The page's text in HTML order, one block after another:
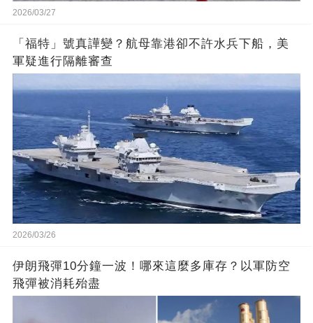
2026/03/27
「福特」號真譁變？航母靠港卻不許水兵下船，美
軍疑進行隔離審查
2026/03/26
伊朗飛彈10分鐘一波！哪來這麼多庫存？以軍防空
飛彈被消耗殆盡